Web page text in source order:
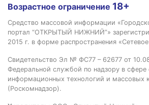
Возрастное ограничение 18+
Средство массовой информации
портал “ОТКРЫТЫЙ НИЖНИЙ”»
2015 г. в форме распространения
Свидетельство Эл № ФС77 – 62677 от
Федеральной службой по надзору в сфере
информационных технологий и массовых
(Роскомнадзор).